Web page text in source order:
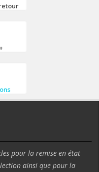
pour la remise en état
ainsi que pour la